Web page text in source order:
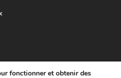
de l'Ouest © www.tco.re -2026.
fonctionner et obtenir des